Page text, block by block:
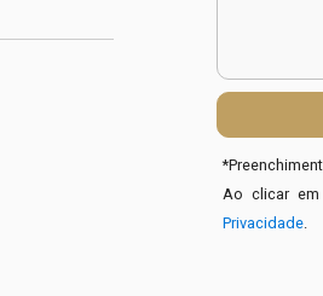
*
Ao clicar
Privacidade.